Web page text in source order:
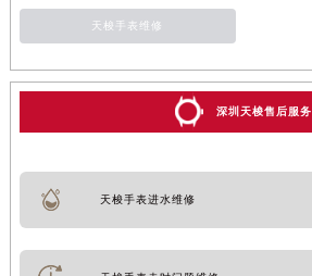
天梭手表维修
深圳天梭售后服务
天梭手表进水维修